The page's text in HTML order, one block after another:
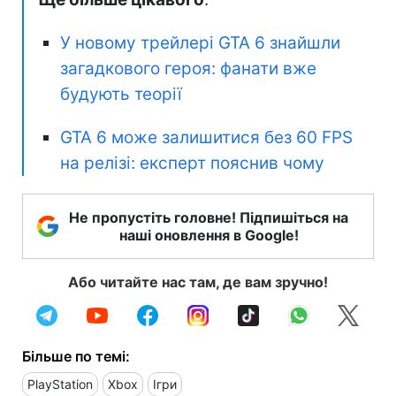
У новому трейлері GTA 6 знайшли
загадкового героя: фанати вже
будують теорії
GTA 6 може залишитися без 60 FPS
на релізі: експерт пояснив чому
Не пропустіть головне! Підпишіться на
наші оновлення в Google!
Або читайте нас там, де вам зручно!
Більше по темі:
PlayStation Xbox Ігри